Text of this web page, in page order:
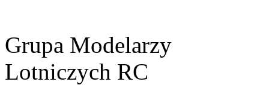
Grupa Modelarzy
Lotniczych RC